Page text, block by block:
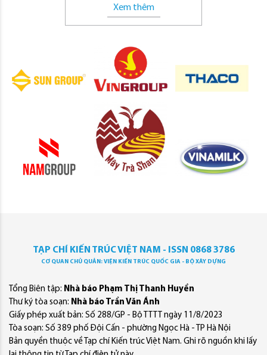
Xem thêm
TẠP CHÍ KIẾN TRÚC VIỆT NAM - ISSN 0868 3786
CƠ QUAN CHỦ QUẢN: VIỆN KIẾN TRÚC QUỐC GIA - BỘ XÂY DỰNG
Tổng Biên tập: Nhà báo Phạm Thị Thanh Huyền
Thư ký tòa soạn: Nhà báo Trần Văn Ánh
Giấy phép xuất bản: Số 288/GP - Bộ TTTT ngày 11/8/2023
Tòa soạn: Số 389 phố Đội Cấn - phường Ngọc Hà - TP Hà Nội
Bản quyền thuộc về Tạp chí Kiến trúc Việt Nam. Ghi rõ nguồn khi lấy